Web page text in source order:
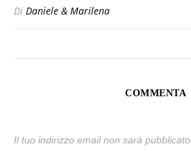
Di Daniele & Marilena
COMMENTA
Il tuo indirizzo email non sarà pubblicato.